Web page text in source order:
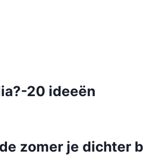
20 ideeën
zomer je dichter